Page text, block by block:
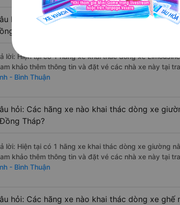
hỏi: Các hãng xe nào khai thác dòng xe
Tháp?
lời: Hiện tại có 1 hãng xe khai thác dòng xe
khảo thêm thông tin và đặt vé các nhà xe này tại
- Bình Thuận
hỏi: Các hãng xe nào khai thác dòng xe
Tháp?
lời: Hiện tại có 1 hãng xe khai thác dòng xe giường
khảo thêm thông tin và đặt vé các nhà xe này tại
- Bình Thuận
hỏi: Các hãng xe nào khai thác dòng xe